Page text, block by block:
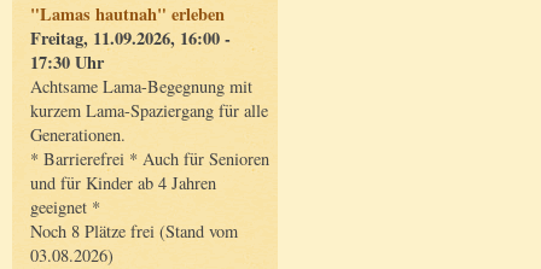
"Lamas hautnah" erleben
Freitag, 11.09.2026, 16:00 -
17:30 Uhr
Achtsame Lama-Begegnung mit
kurzem Lama-Spaziergang für alle
Generationen.
* Barrierefrei * Auch für Senioren
und für Kinder ab 4 Jahren
geeignet *
Noch 8 Plätze frei (Stand vom
03.08.2026)